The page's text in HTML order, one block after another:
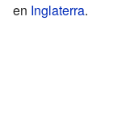
en Inglaterra.